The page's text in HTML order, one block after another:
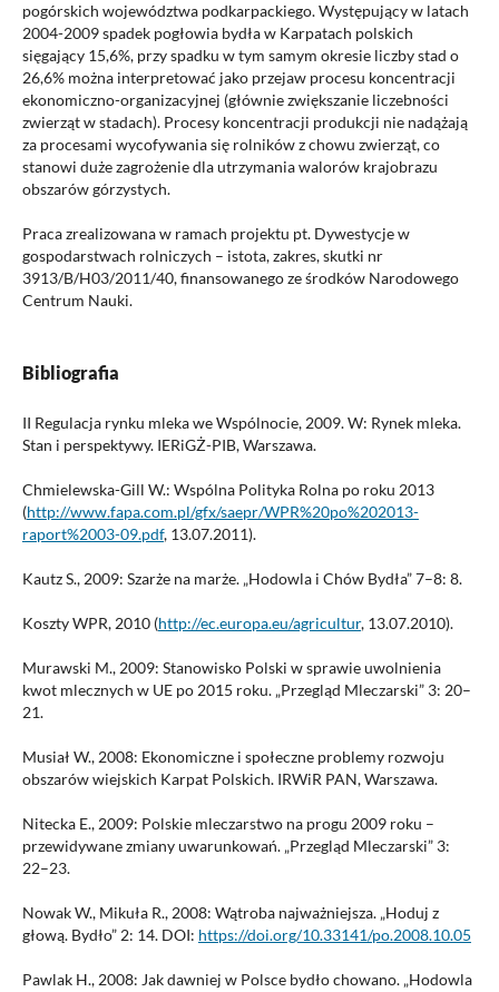
pogórskich województwa podkarpackiego. Występujący w latach
2004-2009 spadek pogłowia bydła w Karpatach polskich
sięgający 15,6%, przy spadku w tym samym okresie liczby stad o
26,6% można interpretować jako przejaw procesu koncentracji
ekonomiczno-organizacyjnej (głównie zwiększanie liczebności
zwierząt w stadach). Procesy koncentracji produkcji nie nadążają
za procesami wycofywania się rolników z chowu zwierząt, co
stanowi duże zagrożenie dla utrzymania walorów krajobrazu
obszarów górzystych.
Praca zrealizowana w ramach projektu pt. Dywestycje w
gospodarstwach rolniczych – istota, zakres, skutki nr
3913/B/H03/2011/40, finansowanego ze środków Narodowego
Centrum Nauki.
Bibliografia
II Regulacja rynku mleka we Wspólnocie, 2009. W: Rynek mleka.
Stan i perspektywy. IERiGŻ-PIB, Warszawa.
Chmielewska-Gill W.: Wspólna Polityka Rolna po roku 2013
(http://www.fapa.com.pl/gfx/saepr/WPR%20po%202013-
raport%2003-09.pdf, 13.07.2011).
Kautz S., 2009: Szarże na marże. „Hodowla i Chów Bydła” 7–8: 8.
Koszty WPR, 2010 (http://ec.europa.eu/agricultur, 13.07.2010).
Murawski M., 2009: Stanowisko Polski w sprawie uwolnienia
kwot mlecznych w UE po 2015 roku. „Przegląd Mleczarski” 3: 20–
21.
Musiał W., 2008: Ekonomiczne i społeczne problemy rozwoju
obszarów wiejskich Karpat Polskich. IRWiR PAN, Warszawa.
Nitecka E., 2009: Polskie mleczarstwo na progu 2009 roku –
przewidywane zmiany uwarunkowań. „Przegląd Mleczarski” 3:
22–23.
Nowak W., Mikuła R., 2008: Wątroba najważniejsza. „Hoduj z
głową. Bydło” 2: 14. DOI: https://doi.org/10.33141/po.2008.10.05
Pawlak H., 2008: Jak dawniej w Polsce bydło chowano. „Hodowla